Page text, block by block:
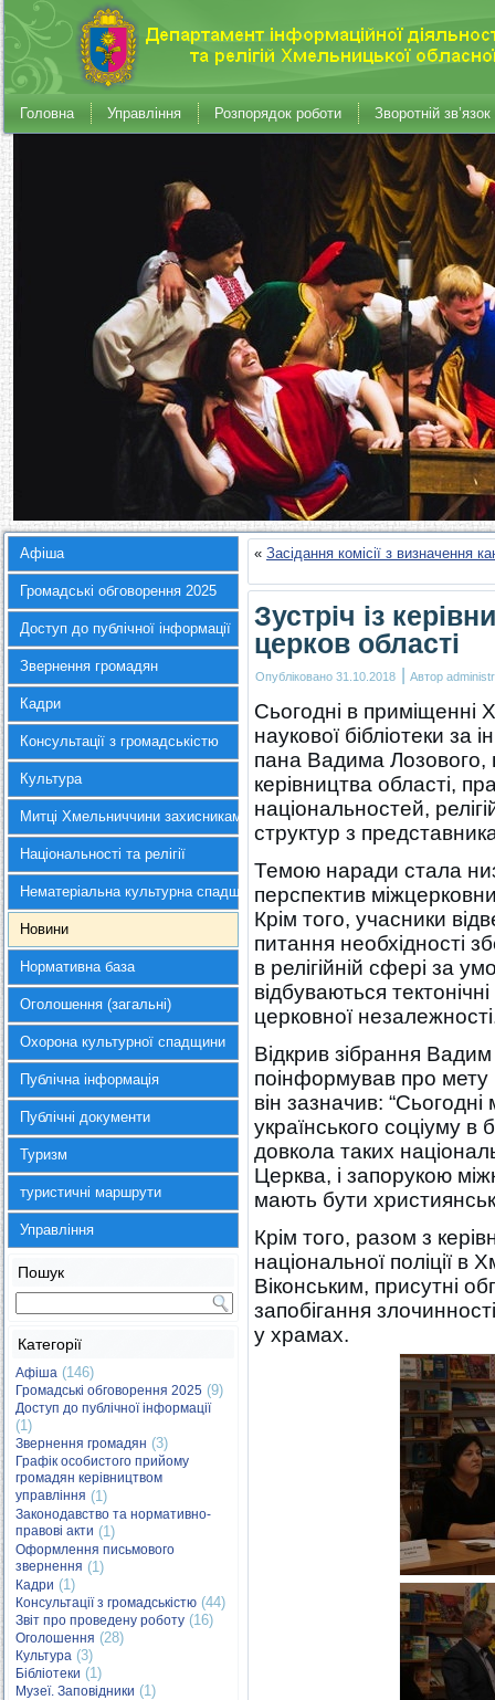
Головна Управління Розпорядок роботи Зворотній зв’язок
Афіша
Громадські обговорення 2025
Доступ до публічної інформації
Звернення громадян
Кадри
Консультації з громадськістю
Культура
Митці Хмельниччини захисникам України
Національності та релігії
Нематеріальна культурна спадщина
Новини
Нормативна база
Оголошення (загальні)
Охорона культурної спадщини
Публічна інформація
Публічні документи
Туризм
туристичні маршрути
Управління
Пошук
Категорії
Афіша (146)
Громадські обговорення 2025 (9)
Доступ до публічної інформації
(1)
Звернення громадян (3)
Графік особистого прийому
громадян керівництвом
управління (1)
Законодавство та нормативно-
правові акти (1)
Оформлення письмового
звернення (1)
Кадри (1)
Консультації з громадськістю (44)
Звіт про проведену роботу (16)
Оголошення (28)
Культура (3)
Бібліотеки (1)
Музеї. Заповідники (1)
« Засідання комісії з визначення
Зустріч із
церков області
Опубліковано 31.10.2018 | Автор
Сьогодні в приміщенні
наукової бібліотеки за
пана Вадима Лозового,
керівництва області,
національностей,
структур з
Темою наради стала
перспектив
Крім того, учасники
питання необхідності
в релігійній сфері за
відбуваються
церковної
Відкрив зібрання
поінформував про мету
він зазначив: “Сьогодні
українського соціуму в
довкола таких
Церква, і запорукою
мають бути
Крім того, разом з
національної поліції
Віконським, присутні
запобігання
у храмах.